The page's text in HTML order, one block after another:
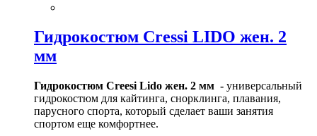
Гидрокостюм Cressi LIDO жен. 2
мм
Гидрокостюм Creesi Lido жен. 2 мм - универсальный
гидрокостюм для кайтинга, снорклинга, плавания,
парусного спорта, который сделает ваши занятия
спортом еще комфортнее.